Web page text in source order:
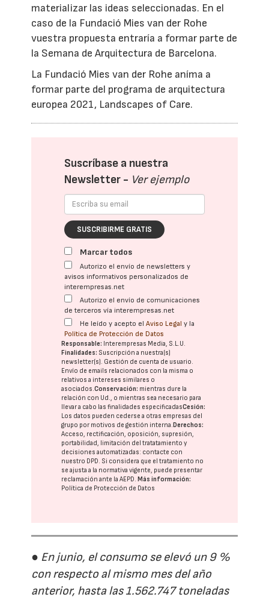
materializar las ideas seleccionadas. En el
caso de la Fundació Mies van der Rohe
vuestra propuesta entraría a formar parte de
la Semana de Arquitectura de Barcelona.
La Fundació Mies van der Rohe aníma a
formar parte del programa de arquitectura
europea 2021, Landscapes of Care.
Suscríbase a nuestra
Newsletter - Ver ejemplo
SUSCRIBIRME GRATIS
Marcar todos
Autorizo el envío de newsletters y
avisos informativos personalizados de
interempresas.net
Autorizo el envío de comunicaciones
de terceros vía interempresas.net
He leído y acepto elAviso Legal y la
Política de Protección de Datos
Responsable: Interempresas Media, S.L.U.
Finalidades: Suscripción a nuestra(s)
newsletter(s). Gestión de cuenta de usuario.
Envío de emails relacionados con la misma o
relativos a intereses similares o
asociados.Conservación: mientras dure la
relación con Ud., o mientras sea necesario para
llevar a cabo las finalidades especificadasCesión:
Los datos pueden cederse a otras empresas del
grupo por motivos de gestión interna.Derechos:
Acceso, rectificación, oposición, supresión,
portabilidad, limitación del tratatamiento y
decisiones automatizadas: contacte con
nuestro DPD. Si considera que el tratamiento no
se ajusta a la normativa vigente, puede presentar
reclamación ante laAEPD.Más información:
Política de Protección de Datos
● En junio, el consumo se elevó un 9 %
con respecto al mismo mes del año
anterior, hasta las 1.562.747 toneladas